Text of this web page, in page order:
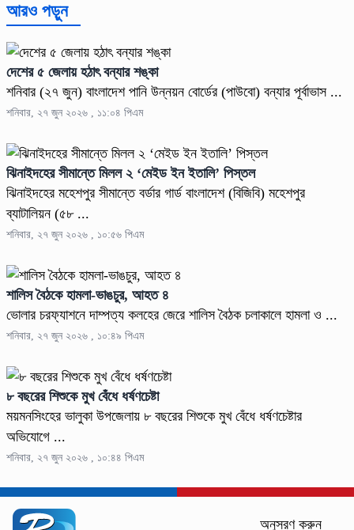
আরও পড়ুন
দেশের ৫ জেলায় হঠাৎ বন্যার শঙ্কা
শনিবার (২৭ জুন) বাংলাদেশ পানি উন্নয়ন বোর্ডের (পাউবো) বন্যার পূর্বাভাস ...
শনিবার, ২৭ জুন ২০২৬ , ১১:০৪ পিএম
ঝিনাইদহের সীমান্তে মিলল ২ ‘মেইড ইন ইতালি’ পিস্তল
ঝিনাইদহের মহেশপুর সীমান্তে বর্ডার গার্ড বাংলাদেশ (বিজিবি) মহেশপুর
ব্যাটালিয়ন (৫৮ ...
শনিবার, ২৭ জুন ২০২৬ , ১০:৫৬ পিএম
শালিস বৈঠকে হামলা-ভাঙচুর, আহত ৪
ভোলার চরফ্যাশনে দাম্পত্য কলহের জেরে শালিস বৈঠক চলাকালে হামলা ও ...
শনিবার, ২৭ জুন ২০২৬ , ১০:৪৯ পিএম
৮ বছরের শিশুকে মুখ বেঁধে ধর্ষণচেষ্টা
ময়মনসিংহের ভালুকা উপজেলায় ৮ বছরের শিশুকে মুখ বেঁধে ধর্ষণচেষ্টার
অভিযোগে ...
শনিবার, ২৭ জুন ২০২৬ , ১০:৪৪ পিএম
অনুসরণ করুন